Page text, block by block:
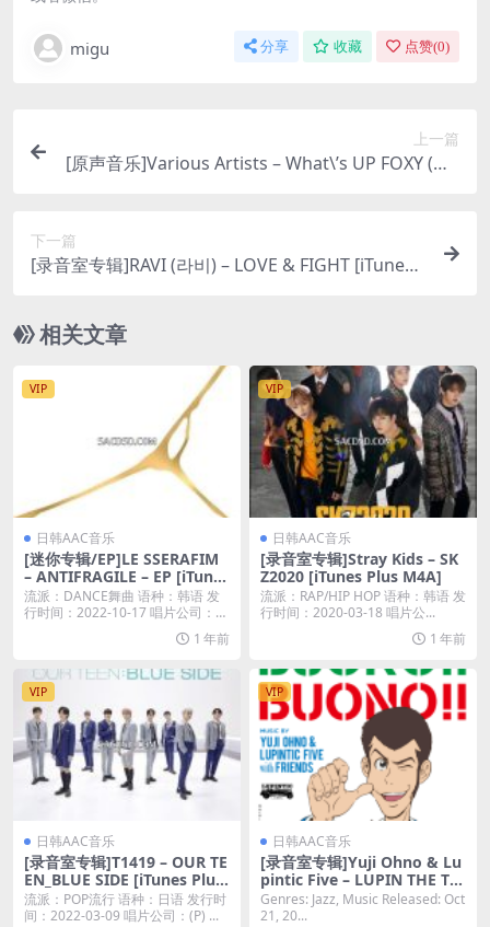
migu 分享 收藏 点赞(0)
上一篇
[原声音乐]Various Artists – What\’s UP FOXY (Ori
下一篇
[录音室专辑]RAVI (라비) – LOVE & FIGHT [iTunes
相关文章
VIP
日韩AAC音乐
[迷你专辑/EP]LE SSERAFIM
– ANTIFRAGILE – EP [iTunes
Plus M4A]
流派：DANCE舞曲 语种：韩语 发
行时间：2022-10-17 唱片公司：S
1 年前
VIP
日韩AAC音乐
[录音室专辑]Stray Kids – SK
Z2020 [iTunes Plus M4A]
流派：RAP/HIP HOP 语种：韩语 发
行时间：2020-03-18 唱片公...
1 年前
VIP
日韩AAC音乐
[录音室专辑]T1419 – OUR TE
EN_BLUE SIDE [iTunes Plus
M4A]
流派：POP流行 语种：日语 发行时
间：2022-03-09 唱片公司：(P) ...
VIP
日韩AAC音乐
[录音室专辑]Yuji Ohno & Lu
pintic Five – LUPIN THE TH
IRD: BUONO!! BUONO!! [iTu
nes Plus M4A]
Genres: Jazz, Music Released: Oct
21, 20...